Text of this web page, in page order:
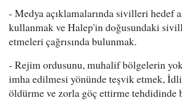
- Medya açıklamalarında sivilleri hedef
kullanmak ve Halep'in doğusundaki
etmeleri çağrısında bulunmak.
- Rejim ordusunu, muhalif bölgelerin
imha edilmesi yönünde teşvik etmek,
öldürme ve zorla göç ettirme tehdidinde